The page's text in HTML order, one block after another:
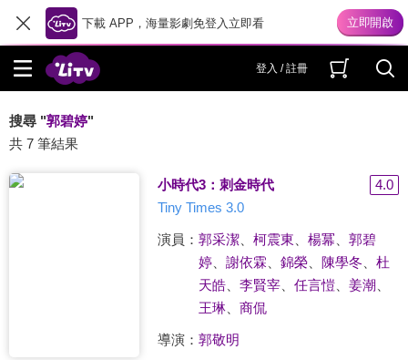
下載 APP，海量影劇免登入立即看
登入 / 註冊
搜尋 "郭碧婷"
共 7 筆結果
小時代3：刺金時代
4.0
Tiny Times 3.0
演員： 郭采潔、 柯震東 楊冪
郭碧
婷、 謝依霖 錦榮、 陳學冬
杜
天皓、 李賢宰、 任言愷、 姜潮
王琳、 商侃
導演： 郭敬明